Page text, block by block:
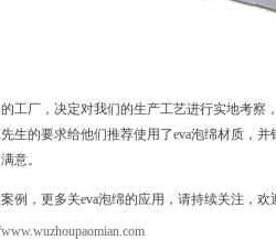
工厂，决定对我们的生产工艺进行实地考
生的要求给他们推荐使用了eva泡绵材质，
意。
例，更多关eva泡绵的应用，请持续关注，